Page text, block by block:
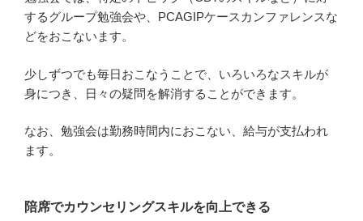
するグループ勉強会や、PCAGIPケースカンファレンスな
どをおこないます。
少しずつでも毎日おこなうことで、いろいろなスキルが
身につき、日々の疑問を解消することができます。
なお、勉強会は勤務時間内におこない、給与が支払われ
ます。
陪席でカウンセリングスキルを向上できる